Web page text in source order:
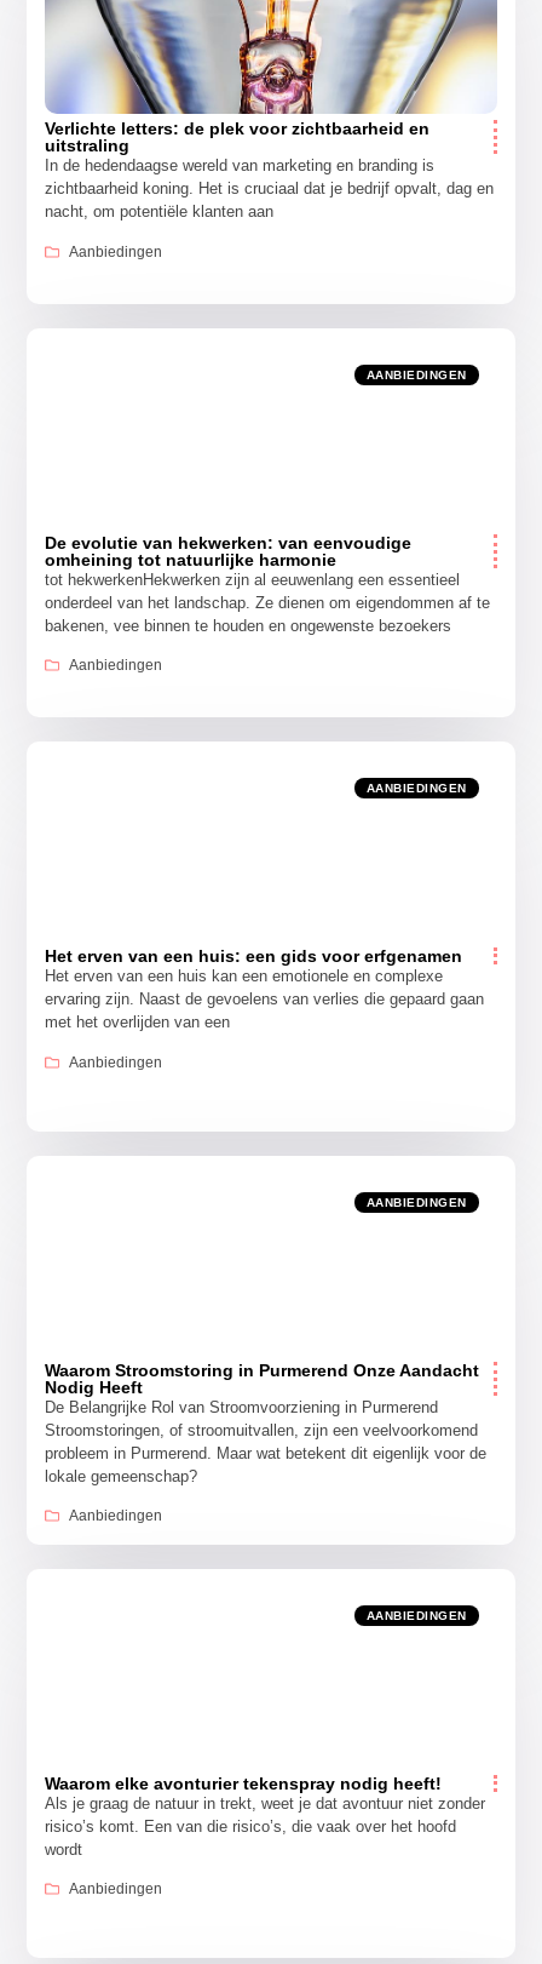
Verlichte letters: de plek voor zichtbaarheid en
uitstraling
In de hedendaagse wereld van marketing en branding is
zichtbaarheid koning. Het is cruciaal dat je bedrijf opvalt, dag en
nacht, om potentiële klanten aan
Aanbiedingen
AANBIEDINGEN
De evolutie van hekwerken: van eenvoudige
omheining tot natuurlijke harmonie
tot hekwerkenHekwerken zijn al eeuwenlang een essentieel
onderdeel van het landschap. Ze dienen om eigendommen af te
bakenen, vee binnen te houden en ongewenste bezoekers
Aanbiedingen
AANBIEDINGEN
Het erven van een huis: een gids voor erfgenamen
Het erven van een huis kan een emotionele en complexe
ervaring zijn. Naast de gevoelens van verlies die gepaard gaan
met het overlijden van een
Aanbiedingen
AANBIEDINGEN
Waarom Stroomstoring in Purmerend Onze Aandacht
Nodig Heeft
De Belangrijke Rol van Stroomvoorziening in Purmerend
Stroomstoringen, of stroomuitvallen, zijn een veelvoorkomend
probleem in Purmerend. Maar wat betekent dit eigenlijk voor de
lokale gemeenschap?
Aanbiedingen
AANBIEDINGEN
Waarom elke avonturier tekenspray nodig heeft!
Als je graag de natuur in trekt, weet je dat avontuur niet zonder
risico’s komt. Een van die risico’s, die vaak over het hoofd
wordt
Aanbiedingen